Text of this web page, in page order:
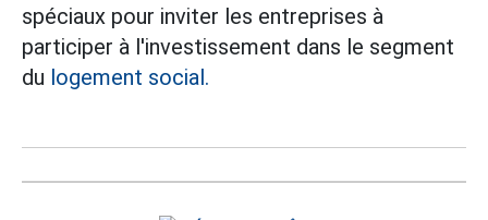
spéciaux pour inviter les entreprises à
participer à l'investissement dans le segment
du logement social.